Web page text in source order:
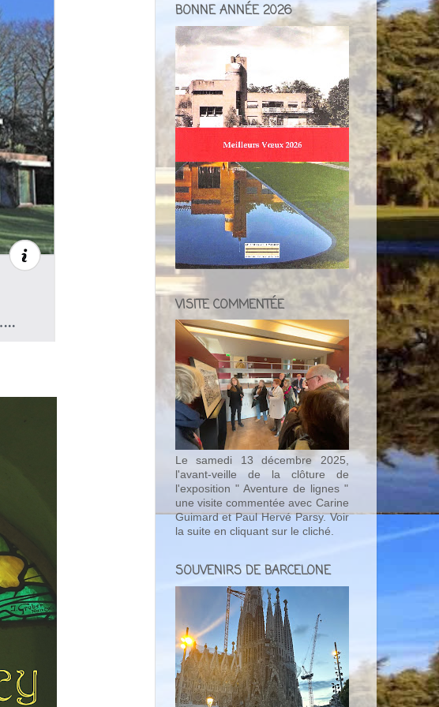
BONNE ANNÉE 2026
VISITE COMMENTÉE
Le samedi 13 décembre 2025,
l'avant-veille de la clôture de
l'exposition " Aventure de lignes "
une visite commentée avec Carine
Guimard et Paul Hervé Parsy. Voir
la suite en cliquant sur le cliché.
SOUVENIRS DE BARCELONE